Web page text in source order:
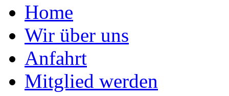
Home
Wir über uns
Anfahrt
Mitglied werden